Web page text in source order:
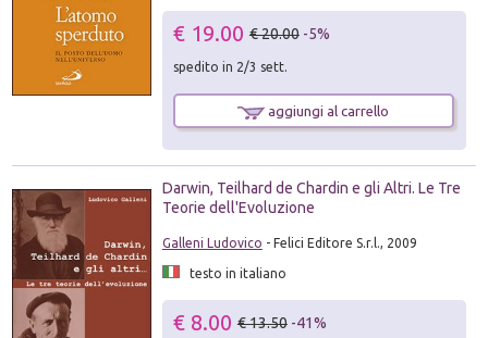
€ 19.00 € 20.00 -5%
spedito in 2/3 sett.
aggiungi al carrello
Darwin, Teilhard de Chardin e gli Altri. Le Tre
Teorie dell'Evoluzione
Galleni Ludovico - Felici Editore S.r.l., 2009
testo in italiano
€ 8.00 € 13.50 -41%